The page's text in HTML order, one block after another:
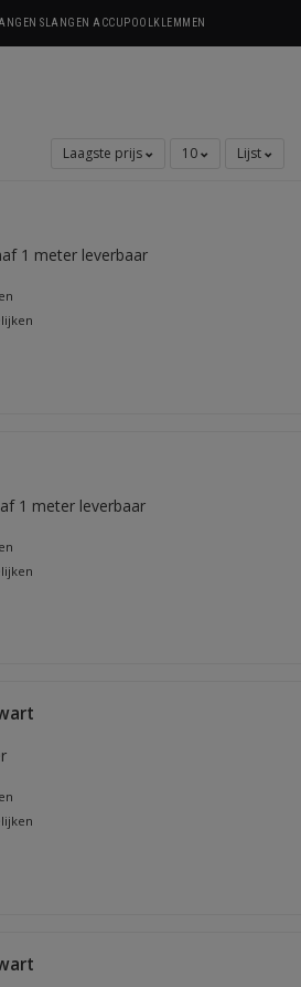
SLANGEN ACCUPOOLKLEMMEN
Laagste prijs 10 Lijst
1 meter leverbaar
1 meter leverbaar